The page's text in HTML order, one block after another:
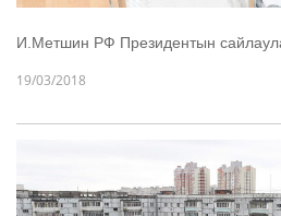
И.Метшин РФ Президентын
19/03/2018